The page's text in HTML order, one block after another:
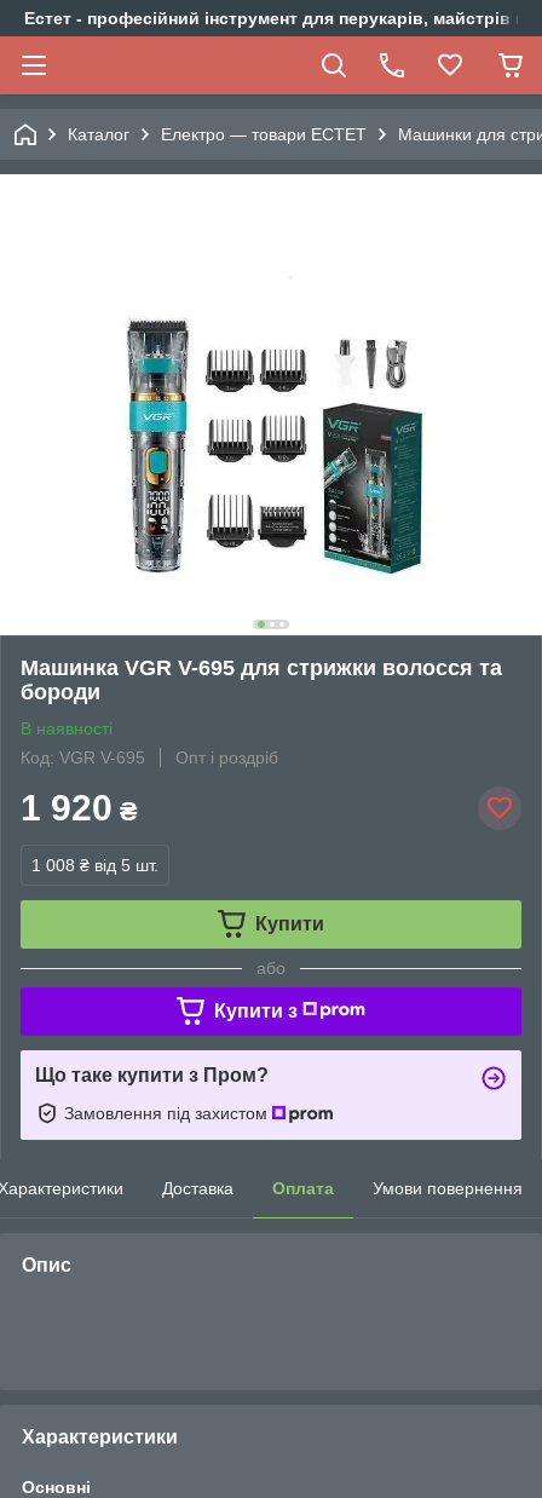
Естет - професійний інструмент для перукарів, майстрів
Каталог Електро — товари ЕСТЕТ Машинки для
Машинка VGR V-695 для стрижки волосся та
бороди
В наявності
Код: VGR V-695
Опт і роздріб
1 920 ₴
1 008 ₴ від 5 шт.
Купити
або
Купити з
Що таке купити з Пром?
Замовлення під захистом
Доставка Оплата Умови повернення
Опис
Характеристики
Основні